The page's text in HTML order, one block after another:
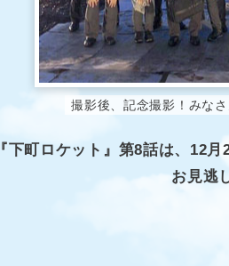
撮影後、記念撮影！みな
『下町ロケット』第8話は、12
お見逃